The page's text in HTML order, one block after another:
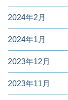
2024年2月
2024年1月
2023年12月
2023年11月